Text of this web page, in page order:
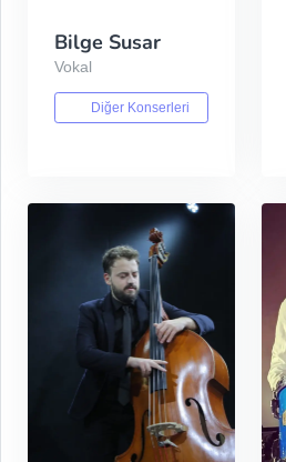
Bilge Susar
Vokal
Diğer Konserleri